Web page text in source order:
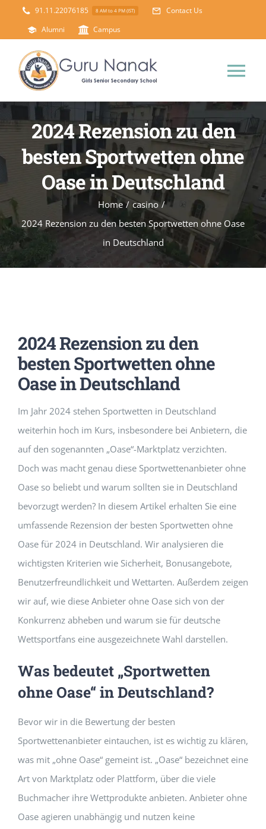
91.11.22076185 8 AM to 4 PM (IST)
Contact Us
Alumni
Campus
Home
About Us
Principal’s Desk
Academics
Science Lab
Home Science Lab
Library
Computer Lab
Mandatory Disclosure
Fee Structure
Annual Calendar
Last Three Year Result
Staff List
SMC Members
PTA Members
Certificates
Recognition Certificate
Land Certificate
Fire Safety
Water Health Certificate
Building Safety Certificate
Mandatory Disclosure pdf
2024 Rezension zu den
besten Sportwetten ohne
Oase in Deutschland
Home / casino /
2024 Rezension zu den besten Sportwetten ohne Oase
in Deutschland
2024 Rezension zu den
besten Sportwetten ohne
Oase in Deutschland
Im Jahr 2024 stehen Sportwetten in Deutschland
weiterhin hoch im Kurs, insbesondere bei Anbietern, die
auf den sogenannten „Oase“-Marktplatz verzichten.
Doch was macht genau diese Sportwettenanbieter ohne
Oase so beliebt und warum sollten sie in Deutschland
bevorzugt werden? In diesem Artikel erhalten Sie eine
umfassende Rezension der besten Sportwetten ohne
Oase für 2024 in Deutschland. Wir analysieren die
wichtigsten Kriterien wie Sicherheit, Bonusangebote,
Benutzerfreundlichkeit und Wettarten. Außerdem zeigen
wir auf, wie diese Anbieter ohne Oase sich von der
Konkurrenz abheben und warum sie für deutsche
Wettsportfans eine ausgezeichnete Wahl darstellen.
Was bedeutet „Sportwetten
ohne Oase“ in Deutschland?
Bevor wir in die Bewertung der besten
Sportwettenanbieter eintauchen, ist es wichtig zu klären,
was mit „ohne Oase“ gemeint ist. „Oase“ bezeichnet eine
Art von Marktplatz oder Plattform, über die viele
Buchmacher ihre Wettprodukte anbieten. Anbieter ohne
Oase agieren unabhängig und nutzen keine